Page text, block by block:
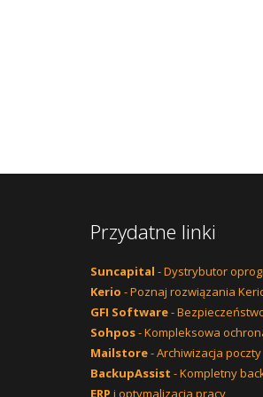
Przydatne linki
Suncapital - Dystrybutor
Kerio - Poznaj rozwiązania
GFI Software-
Sohpos- Kompleksowa
Mailstore- Archiwizacja poczty
BackupAssist - Kompletny
ERP i optymalizacja pracy